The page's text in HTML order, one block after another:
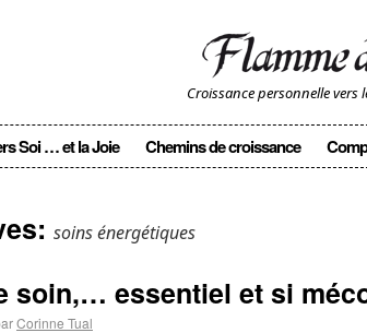
Croissance personnelle vers
Soi … et la Joie Chemins de croissance
soins énergétiques
soin,… essentiel et si
Corinne Tual